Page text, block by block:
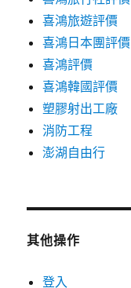
喜鴻旅遊評價
喜鴻日本團評價
喜鴻評價
喜鴻韓國評價
塑膠射出工廠
消防工程
澎湖自由行
其他操作
登入